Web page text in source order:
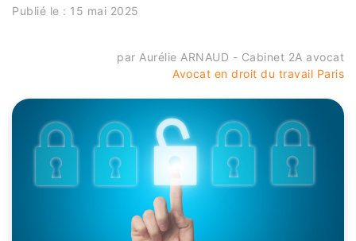
Publié le : 15 mai 2025
par Aurélie ARNAUD - Cabinet 2A avocat
Avocat en droit du travail Paris